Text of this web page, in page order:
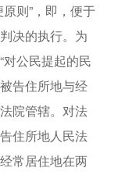
则”，即，便于
决的执行。为
公民提起的民
告住所地与经
院管辖。对法
住所地人民法
常居住地在两